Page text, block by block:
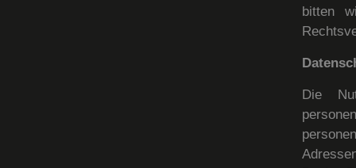
bitten
Die